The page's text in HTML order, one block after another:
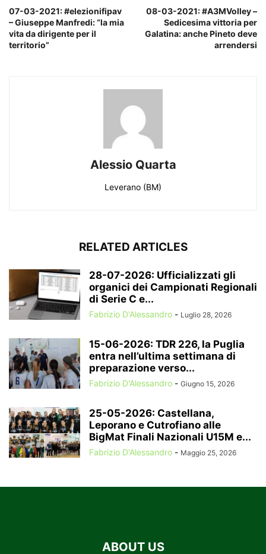
07-03-2021: #elezionifipav
– Giuseppe Manfredi: “la mia
vita da dirigente per il
territorio”
08-03-2021: #A3MVolley –
Sedicesima vittoria per
Galatina: anche Pineto deve
arrendersi
Alessio Quarta
Leverano (BM)
RELATED ARTICLES
28-07-2026: Ufficializzati gli
organici dei Campionati Regionali
di Serie C e...
Fabrizio D'Alessandro - Luglio 28, 2026
15-06-2026: TDR 226, la Puglia
entra nell’ultima settimana di
preparazione verso...
Fabrizio D'Alessandro - Giugno 15, 2026
25-05-2026: Castellana,
Leporano e Cutrofiano alle
BigMat Finali Nazionali U15M e...
Fabrizio D'Alessandro - Maggio 25, 2026
ABOUT US